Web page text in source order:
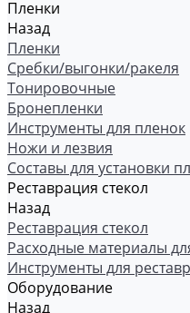
Пленки
Назад
Пленки
Сребки/выгонки/ракеля
Тонировочные
Бронепленки
Инструменты для пленок
Ножи и лезвия
Составы для установки
Реставрация стекол
Назад
Реставрация стекол
Расходные материалы
Инструменты для
Оборудование
Назад